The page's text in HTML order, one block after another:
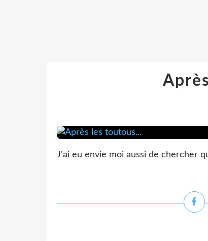
J'ai eu envie moi aussi de chercher